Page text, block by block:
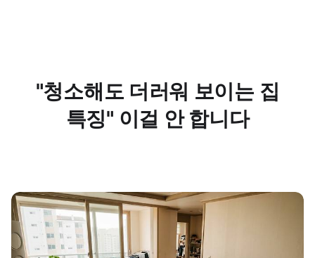
"청소해도 더러워 보이는 집
특징" 이걸 안 합니다